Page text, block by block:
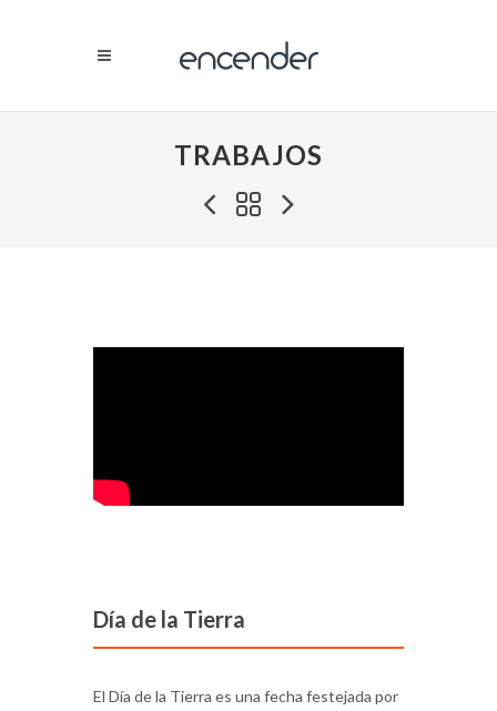
TRABAJOS
Día de la Tierra
El Día de la Tierra es una fecha festejada por